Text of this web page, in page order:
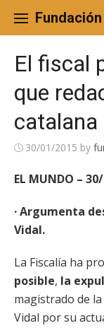
content
El fiscal
que
catalana
30/01/2015 by
EL MUNDO –
· Argumenta
Vidal.
La Fiscalía ha
posible, la
magistrado de
Vidal por su